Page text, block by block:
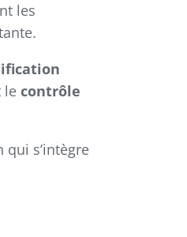
les
le contrôle
s’intègre